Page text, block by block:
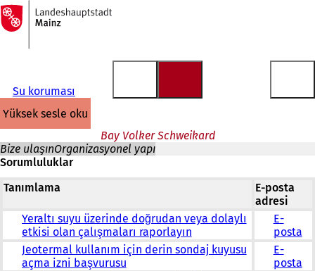
İçeriğe atla
Ana
sayfaya
Su koruması
yüksek sesle oku
Bay Volker Schweikard
Bize ulaşınOrganizasyonel yapı
Sorumluluklar
Tanımlama
E-posta
adresi
Yeraltı suyu üzerinde doğrudan veya dolaylı
etkisi olan çalışmaları raporlayın
E-
posta
Jeotermal kullanım için derin sondaj kuyusu
açma izni başvurusu
E-
posta